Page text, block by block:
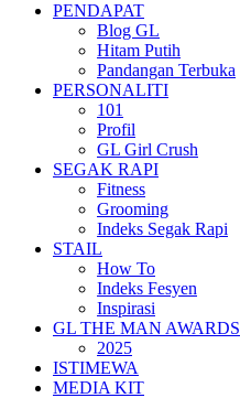
PENDAPAT
Blog GL
Hitam Putih
Pandangan Terbuka
PERSONALITI
101
Profil
GL Girl Crush
SEGAK RAPI
Fitness
Grooming
Indeks Segak Rapi
STAIL
How To
Indeks Fesyen
Inspirasi
GL THE MAN AWARDS
2025
ISTIMEWA
MEDIA KIT